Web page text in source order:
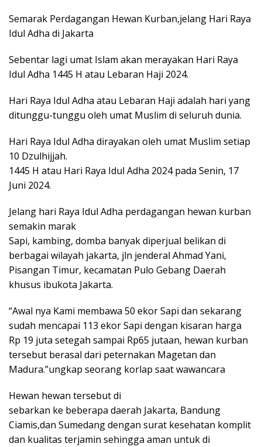
Semarak Perdagangan Hewan Kurban,jelang Hari Raya
Idul Adha di Jakarta
Sebentar lagi umat Islam akan merayakan Hari Raya
Idul Adha 1445 H atau Lebaran Haji 2024.
Hari Raya Idul Adha atau Lebaran Haji adalah hari yang
ditunggu-tunggu oleh umat Muslim di seluruh dunia.
Hari Raya Idul Adha dirayakan oleh umat Muslim setiap
10 Dzulhijjah.
1445 H atau Hari Raya Idul Adha 2024 pada Senin, 17
Juni 2024.
Jelang hari Raya Idul Adha perdagangan hewan kurban
semakin marak
Sapi, kambing, domba banyak diperjual belikan di
berbagai wilayah jakarta, jln jenderal Ahmad Yani,
Pisangan Timur, kecamatan Pulo Gebang Daerah
khusus ibukota Jakarta.
“Awal nya Kami membawa 50 ekor Sapi dan sekarang
sudah mencapai 113 ekor Sapi dengan kisaran harga
Rp 19 juta setegah sampai Rp65 jutaan, hewan kurban
tersebut berasal dari peternakan Magetan dan
Madura.”ungkap seorang korlap saat wawancara
Hewan hewan tersebut di
sebarkan ke beberapa daerah Jakarta, Bandung
Ciamis,dan Sumedang dengan surat kesehatan komplit
dan kualitas terjamin sehingga aman untuk di